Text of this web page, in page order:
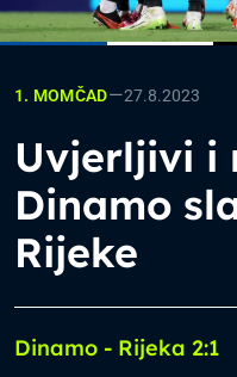
1. MOMČAD—27.8.2023
Uvjerljivi i
Dinamo
Rijeke
Dinamo - Rijeka 2:1